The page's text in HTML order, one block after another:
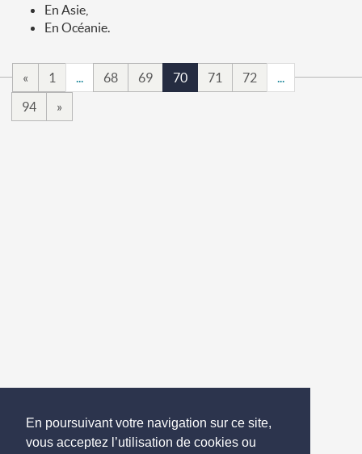
En poursuivant votre navigation sur ce site,
vous acceptez l’utilisation de cookies ou
En Asie,
En Océanie.
« 1 68 69 70 71 72
94
»